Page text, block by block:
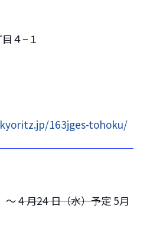
４−１
163jges-tohoku/
～4 月24 日（水）予定5月